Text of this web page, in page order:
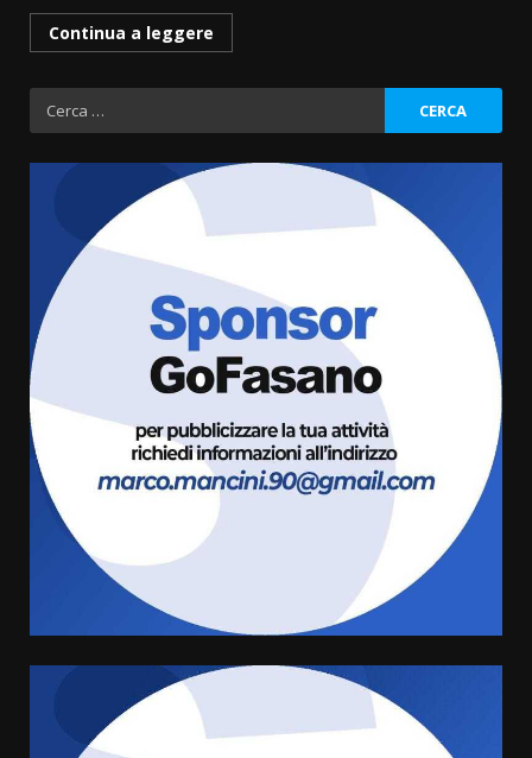
Continua a leggere
Ricerca
per:
Fasanese ferito a colpi di arma
da fuoco
6 Agosto 2026 18:13
Carta d’identità: continua il piano
di aperture straordinarie del
Comune di Fasano
cittadina di Fratelli d’Italia,
pronta a tornare in Consiglio
comunale
6 Agosto 2026 08:00